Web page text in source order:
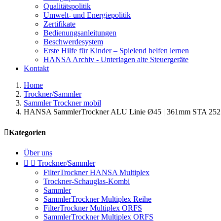
Qualitätspolitik
Umwelt- und Energiepolitik
Zertifikate
Bedienungsanleitungen
Beschwerdesystem
Erste Hilfe für Kinder – Spielend helfen lernen
HANSA Archiv - Unterlagen alte Steuergeräte
Kontakt
Home
Trockner/Sammler
Sammler Trockner mobil
HANSA SammlerTrockner ALU Linie Ø45 | 361mm STA
Kategorien
Über uns
  Trockner/Sammler
FilterTrockner HANSA Multiplex
Trockner-Schauglas-Kombi
Sammler
SammlerTrockner Multiplex Reihe
FilterTrockner Multiplex ORFS
SammlerTrockner Multiplex ORFS